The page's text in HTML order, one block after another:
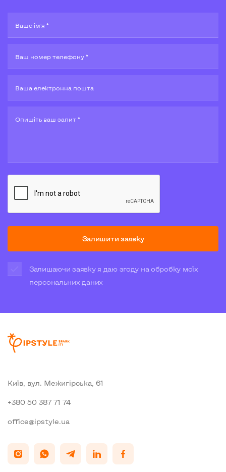
Ваше ім'я *
Ваш номер телефону *
Ваша електронна пошта
Опишiть ваш запит *
Залишити заявку
Залишаючи заявку я даю згоду на обробку моїх
персональних даних
Київ, вул. Межигiрська, 61
+380 50 387 71 74
office@ipstyle.ua